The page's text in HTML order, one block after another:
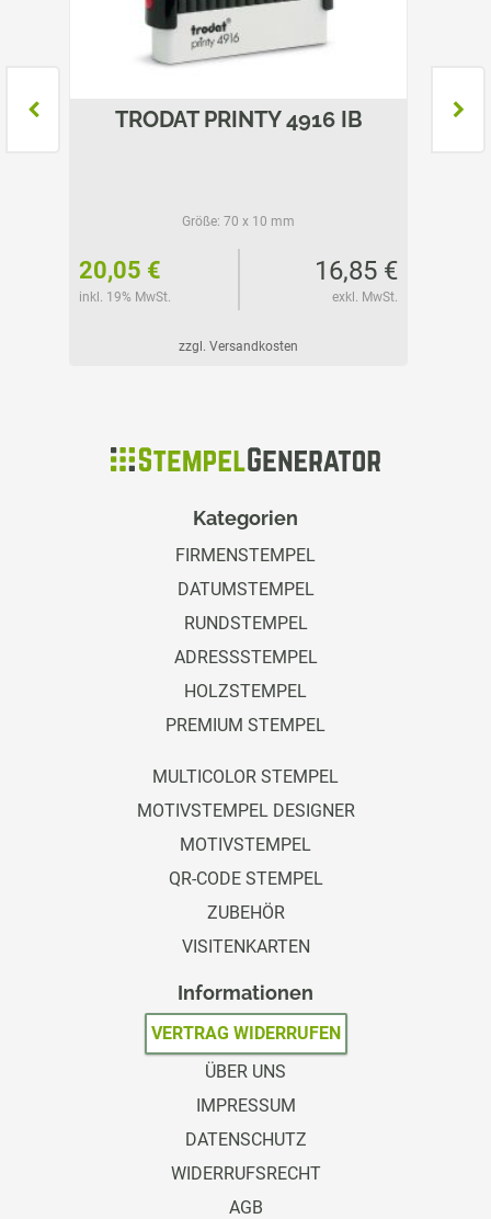
TRODAT PRINTY 4916 IB
Größe: 70 x 10 mm
20,05 €
inkl. 19% MwSt.
16,85 €
exkl. MwSt.
zzgl. Versandkosten
Kategorien
FIRMENSTEMPEL
DATUMSTEMPEL
RUNDSTEMPEL
ADRESSSTEMPEL
HOLZSTEMPEL
PREMIUM STEMPEL
MULTICOLOR STEMPEL
MOTIVSTEMPEL DESIGNER
MOTIVSTEMPEL
QR-CODE STEMPEL
ZUBEHÖR
VISITENKARTEN
Informationen
VERTRAG WIDERRUFEN
ÜBER UNS
IMPRESSUM
DATENSCHUTZ
WIDERRUFSRECHT
AGB